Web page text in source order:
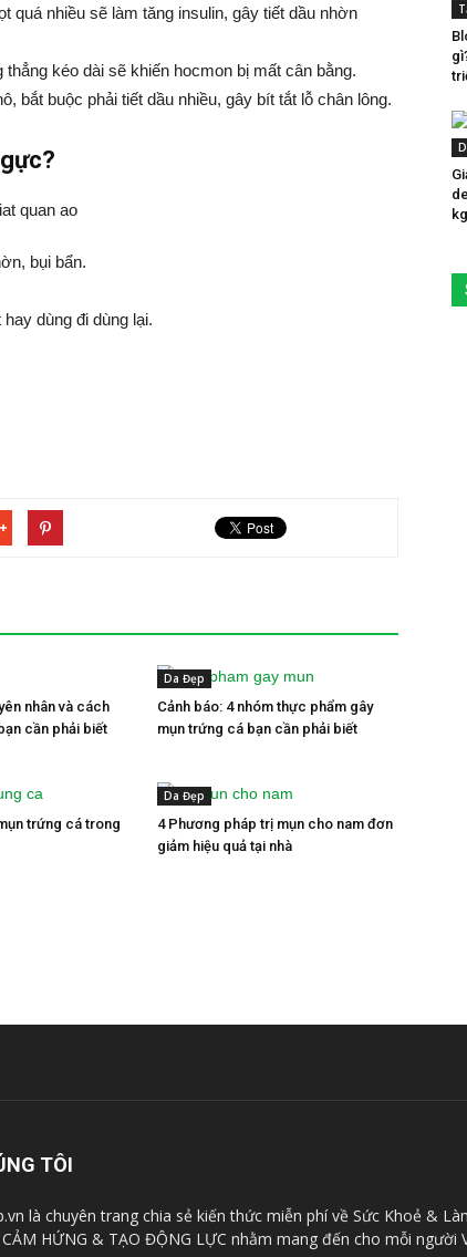
quá nhiều sẽ làm tăng insulin, gây tiết dầu nhờn
kéo dài sẽ khiến hocmon bị mất cân bằng.
bắt buộc phải tiết dầu nhiều, gây bít tắt lỗ chân lông.
bụi bẩn.
dùng đi dùng lại.
nhân và cách
cần phải biết
Da Đẹp
Cảnh báo: 4 nhóm thực phẩm gây
mụn trứng cá bạn cần phải biết
trứng cá trong
Da Đẹp
4 Phương pháp trị mụn cho nam đơn
giảm hiệu quả tại nhà
TÔI
là chuyên trang chia sẻ kiến thức miễn phí về Sức Khoẻ &
CẢM HỨNG & TẠO ĐỘNG LỰC nhằm mang đến cho mỗi người